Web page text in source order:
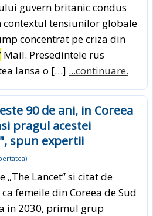
guvern britanic condus
contextul tensiunilor globale
concentrat pe criza din
Mail. Presedintele rus
lansa o […] ...continuare.
90 de ani, in Coreea
pragul acestei
spun expertii
)
Lancet” si citat de
femeile din Coreea de Sud
in 2030, primul grup